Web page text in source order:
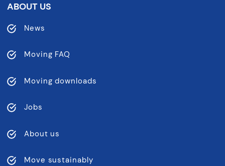
ABOUT US
News
Moving FAQ
Moving downloads
Jobs
About us
Move sustainably